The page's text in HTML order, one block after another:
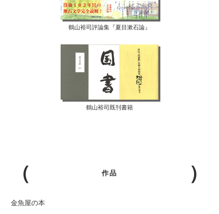
鶴山裕司評論集『夏目漱石論』
鶴山裕司既刊書籍
作品
金魚屋の本